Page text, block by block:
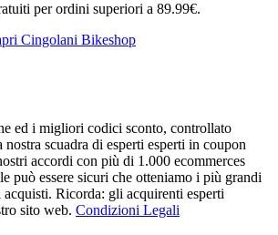
per ordini superiori a 89.99€.
Cingolani Bikeshop
ed i migliori codici sconto, controllato
scuadra di esperti esperti in coupon
accordi con più di 1.000 ecommerces
può essere sicuri che otteniamo i più grandi
Ricorda: gli acquirenti esperti
sito web. Condizioni Legali